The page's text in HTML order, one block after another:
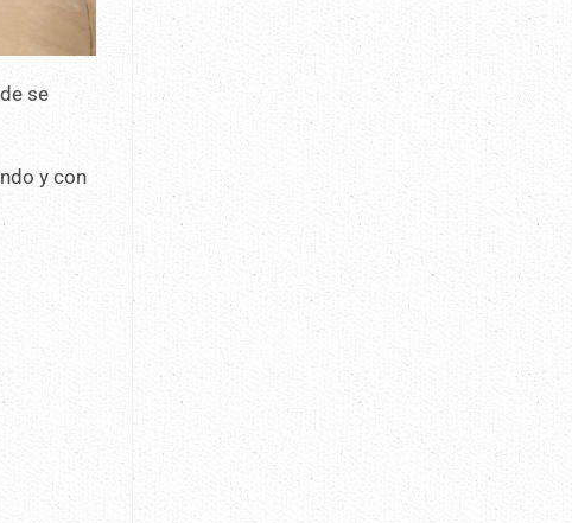
se
y con